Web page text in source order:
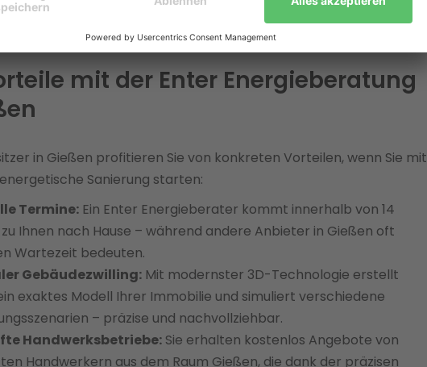
Klimageschwindigkeitsbonus.
mit der Enter Energieberatung
in Gießen profitieren Sie von konkreten Vorteilen, wenn Sie mit
Sanierung starten:
Termine: Ein Enter Energieberater kommt innerhalb von 14
Ihnen nach Hause – während andere Anbieter in Gießen oft
Wartezeit bedeuten.
Gebäudezwilling: Mit modernster 3D-Technologie erstellt
exaktes Modell Ihrer Immobilie und simuliert verschiedene
– präzise und nachvollziehbar.
Handwerksbetriebe: Sie erhalten kostenlos Angebote von
Handwerkern aus dem Raum Gießen, die dank der präzisen